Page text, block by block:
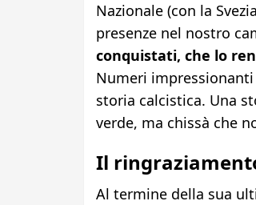
Nazionale (con la
presenze nel nostro
conquistati, che lo
Numeri
storia calcistica. Una
verde, ma chissà che
Il
Al termine della sua